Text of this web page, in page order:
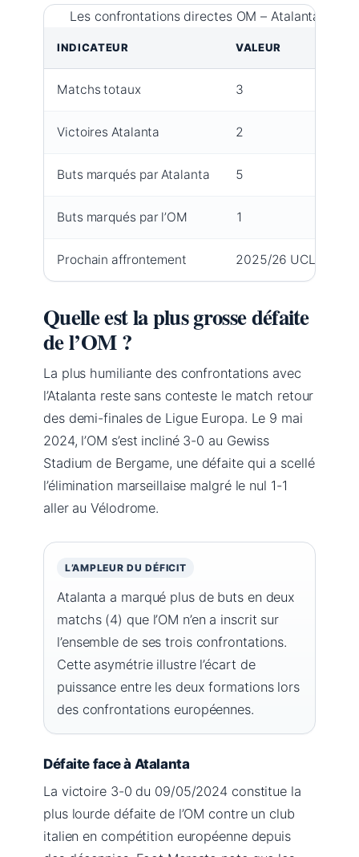
Les confrontations directes OM – Atalanta en
INDICATEUR VALEUR
Matchs totaux 3
Victoires Atalanta 2
Buts marqués par Atalanta 5
Buts marqués par l’OM 1
Prochain affrontement 2025/26 UCL
Quelle est la plus grosse défaite
de l’OM ?
La plus humiliante des confrontations avec
l’Atalanta reste sans conteste le match retour
des demi-finales de Ligue Europa. Le 9 mai
2024, l’OM s’est incliné 3-0 au Gewiss
Stadium de Bergame, une défaite qui a scellé
l’élimination marseillaise malgré le nul 1-1
aller au Vélodrome.
L’AMPLEUR DU DÉFICIT
Atalanta a marqué plus de buts en deux
matchs (4) que l’OM n’en a inscrit sur
l’ensemble de ses trois confrontations.
Cette asymétrie illustre l’écart de
puissance entre les deux formations lors
des confrontations européennes.
Défaite face à Atalanta
La victoire 3-0 du 09/05/2024 constitue la
plus lourde défaite de l’OM contre un club
italien en compétition européenne depuis